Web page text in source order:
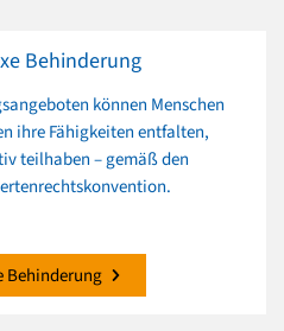
Behinderung
können Menschen
ihre Fähigkeiten entfalten,
teilhaben – gemäß den
Behinderung